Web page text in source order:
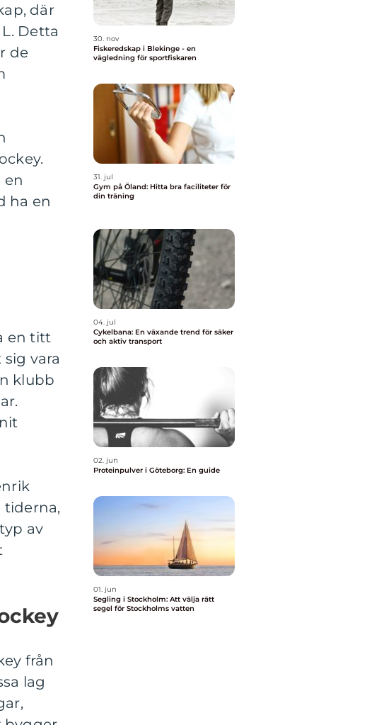
där
Detta
de
en
ha en
en titt
vara
klubb
tiderna,
av
från
lag
30. nov
Fiskeredskap i Blekinge - en
vägledning för sportfiskaren
31. jul
Gym på Öland: Hitta bra faciliteter för
din träning
04. jul
Cykelbana: En växande trend för säker
och aktiv transport
02. jun
Proteinpulver i Göteborg: En guide
01. jun
Segling i Stockholm: Att välja rätt
segel för Stockholms vatten